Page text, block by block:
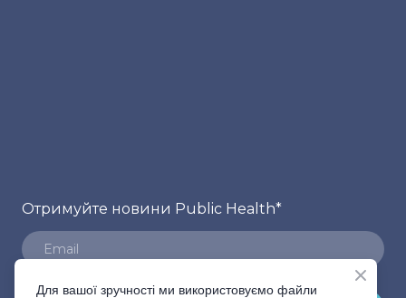
Отримуйте новини Public Health*
Для вашої зручності ми використовуємо файли